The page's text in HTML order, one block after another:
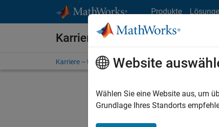
Produkte
Karriere bei MathWorks
Karriere – Übersicht Stellensuche
Website
Wählen Sie eine Website aus, um
Grundlage Ihres Standorts